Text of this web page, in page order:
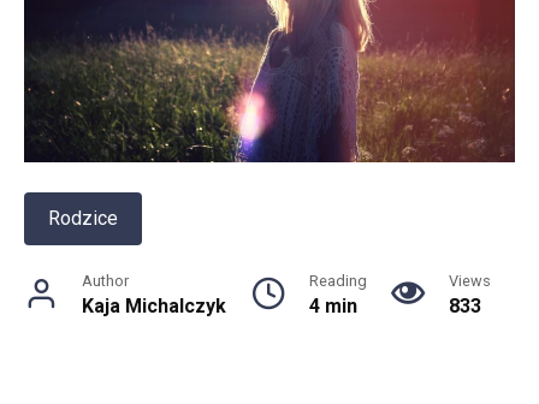
Rodzice
Author
Kaja Michalczyk
Reading
4 min
Views
833